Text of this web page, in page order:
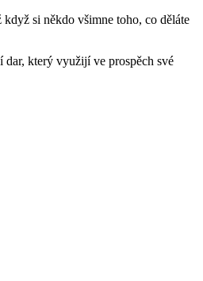
si někdo všimne toho, co děláte
který využijí ve prospěch své